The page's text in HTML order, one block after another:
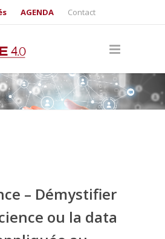
AGENDA Contact
– Démystifier
ou la data